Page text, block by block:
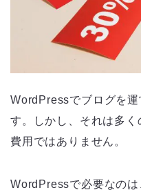
WordPressでブログを
す。しかし、それは多
費用ではありません。
WordPressで必要なの